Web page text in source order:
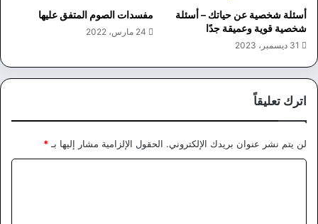
أسئلة شخصية عن حياتك – أسئلة
شخصية قوية وعميقة جدًا
31 ديسمبر، 2023
مفسدات الصوم المتفق عليها
24 مارس، 2022
اترك تعليقاً
لن يتم نشر عنوان بريدك الإلكتروني. الحقول الإلزامية مشار إليها بـ *